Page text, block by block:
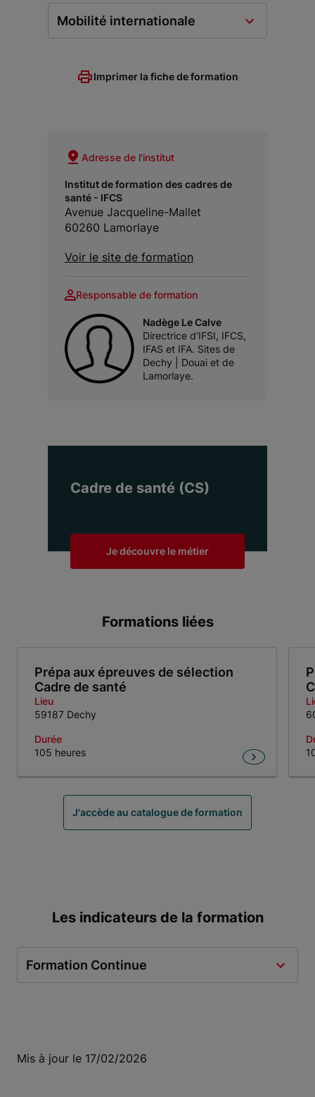
Mobilité internationale
Imprimer la fiche de formation
Adresse de l'institut
Institut de formation des cadres de
santé - IFCS
Avenue Jacqueline-Mallet
60260 Lamorlaye
Voir le site de formation
Responsable de formation
Nadège Le Calve
Directrice d'IFSI, IFCS,
IFAS et IFA. Sites de
Dechy | Douai et de
Lamorlaye.
Cadre de santé (CS)
Je découvre le métier
Formations liées
Prépa aux épreuves de sélection
Cadre de santé
Lieu
59187 Dechy
Durée
105 heures
J'accède au catalogue de formation
Les indicateurs de la formation
Formation Continue
Mis à jour le 17/02/2026